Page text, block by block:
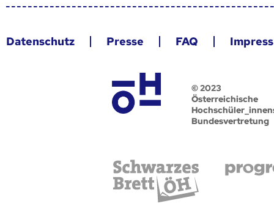
Datenschutz Presse FAQ
© 2023
Österreichische
Bundesvertretung